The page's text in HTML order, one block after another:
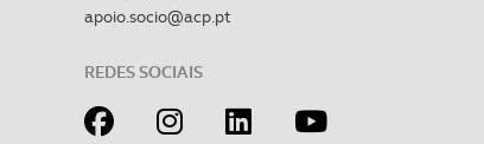
apoio.socio@acp.pt
REDES SOCIAIS